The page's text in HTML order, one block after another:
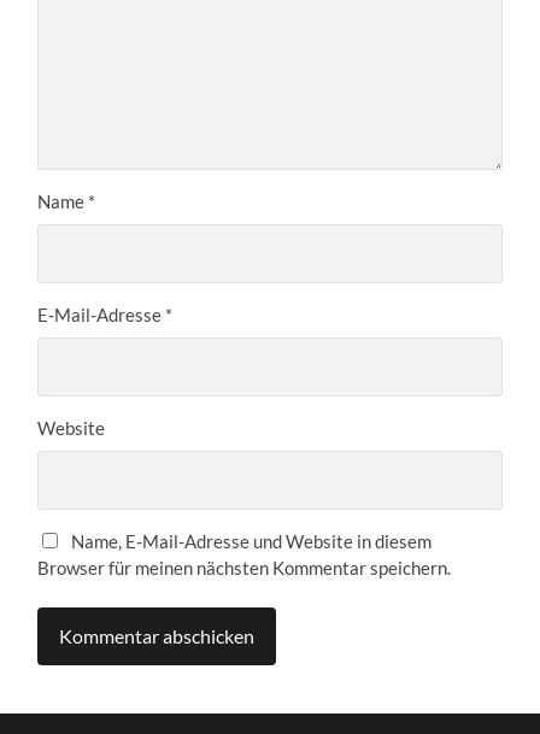
Name *
E-Mail-Adresse *
Website
Name, E-Mail-Adresse und Website in diesem
Browser für meinen nächsten Kommentar speichern.